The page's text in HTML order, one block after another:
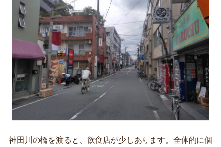
神田川の橋を渡ると、飲食店が少しあります。全体的に個